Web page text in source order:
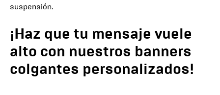
suspensión.
¡Haz que tu mensaje vuele
alto con nuestros banners
colgantes personalizados!